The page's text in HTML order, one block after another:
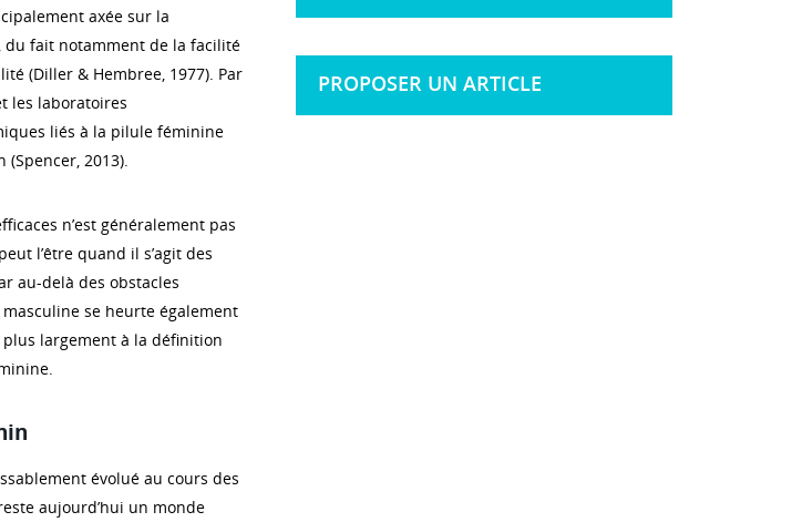
axée sur la
fait notamment de la facilité
(Diller & Hembree, 1977). Par
les laboratoires
liés à la pilule féminine
2013).
n’est généralement pas
l’être quand il s’agit des
au-delà des obstacles
se heurte également
largement à la définition
évolué au cours des
aujourd’hui un monde
PROPOSER UN ARTICLE